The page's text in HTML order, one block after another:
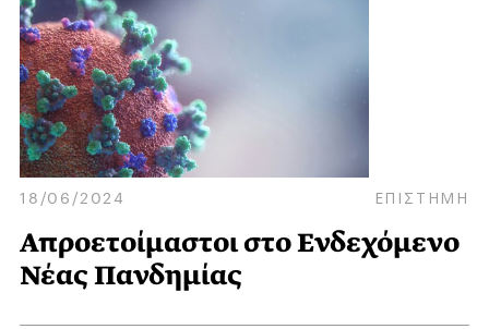
18/06/2024 ΕΠΙΣΤΗΜΗ
Απροετοίμαστοι στο Ενδεχόμενο
Νέας Πανδημίας